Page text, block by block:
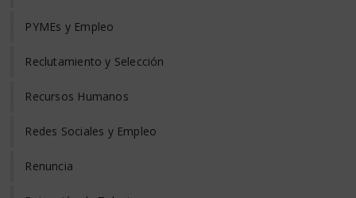
PYMEs y Empleo
Reclutamiento y Selección
Recursos Humanos
Redes Sociales y Empleo
Renuncia